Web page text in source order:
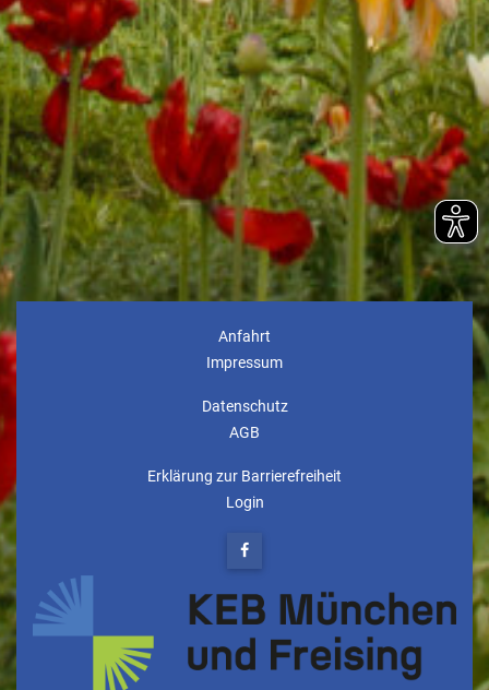
Anfahrt
Impressum
Datenschutz
AGB
Erklärung zur Barrierefreiheit
Login